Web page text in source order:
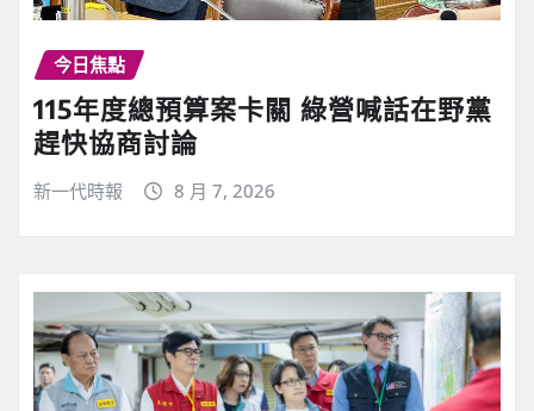
今日焦點
115年度總預算案卡關 綠營喊話在野黨
趕快協商討論
新一代時報 8 月 7, 2026